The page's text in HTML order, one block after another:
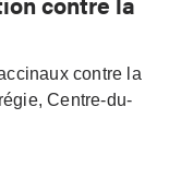
contre la
Centre-du-